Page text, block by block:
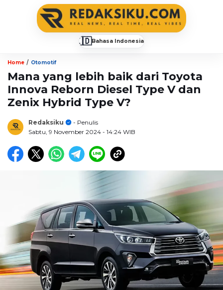
🇮🇩Bahasa Indonesia
Home / Otomotif
Mana yang lebih baik dari Toyota
Innova Reborn Diesel Type V dan
Zenix Hybrid Type V?
Redaksiku
- Penulis
Sabtu, 9 November 2024 - 14:24 WIB